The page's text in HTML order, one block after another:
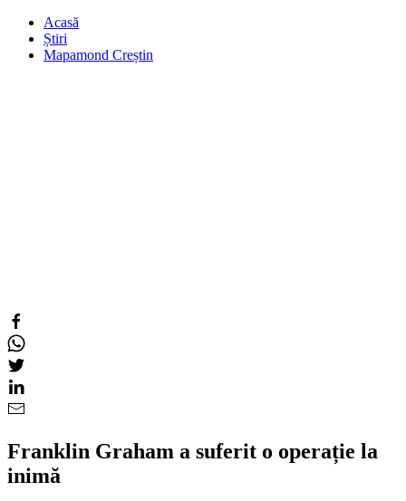
Acasă
Știri
Mapamond Creștin
Franklin Graham a suferit o operație la
inimă